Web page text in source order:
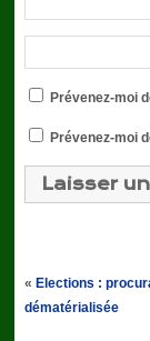
Prévenez-moi
Prévenez-moi
« Elections :
dématérialisée